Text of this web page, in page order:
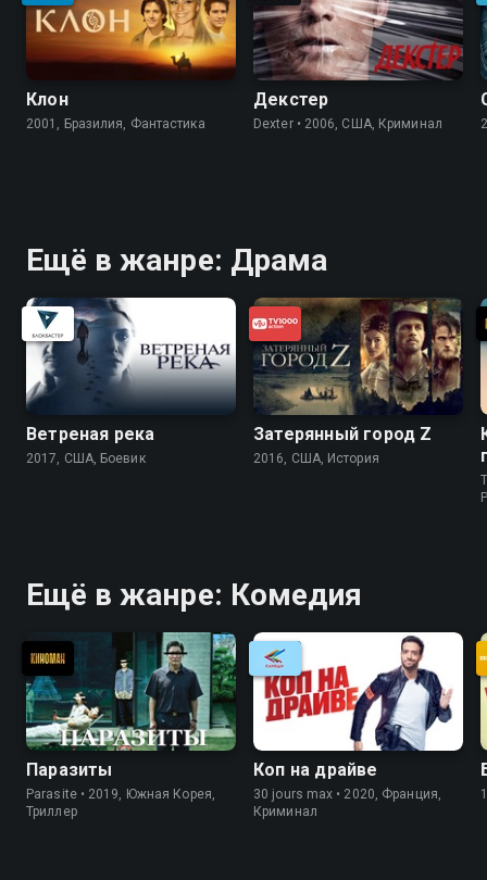
Клон
2001, Бразилия, Фантастика
Декстер
Dexter • 2006, США, Криминал
Ещё в жанре: Драма
Ветреная река
2017, США, Боевик
Затерянный город Z
2016, США, История
Ещё в жанре: Комедия
Паразиты
Parasite • 2019, Южная Корея,
Триллер
Коп на драйве
30 jours max • 2020, Франция,
Криминал